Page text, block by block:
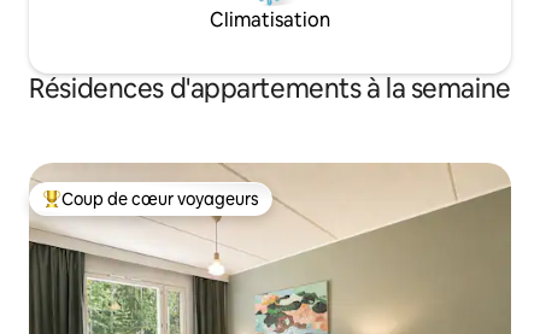
Climatisation
Résidences d'appartements à la semaine
Coups de cœur voyageurs les plus appréciés
Coup de cœur voyageurs